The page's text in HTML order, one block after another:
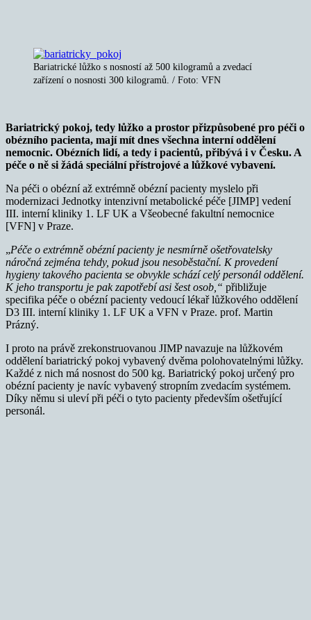
Bariatrické lůžko s nosností až 500 kilogramů a zvedací
zařízení o nosnosti 300 kilogramů. / Foto: VFN
Bariatrický pokoj, tedy lůžko a prostor přizpůsobené pro péči o
obézního pacienta, mají mít dnes všechna interní oddělení
nemocnic. Obézních lidí, a tedy i pacientů, přibývá i v Česku. A
péče o ně si žádá speciální přístrojové a lůžkové vybavení.
Na péči o obézní až extrémně obézní pacienty myslelo při
modernizaci Jednotky intenzivní metabolické péče [JIMP] vedení
III. interní kliniky 1. LF UK a Všeobecné fakultní nemocnice
[VFN] v Praze.
„Péče o extrémně obézní pacienty je nesmírně ošetřovatelsky
náročná zejména tehdy, pokud jsou nesoběstační. K provedení
hygieny takového pacienta se obvykle schází celý personál oddělení.
K jeho transportu je pak zapotřebí asi šest osob,“ přibližuje
specifika péče o obézní pacienty vedoucí lékař lůžkového oddělení
D3 III. interní kliniky 1. LF UK a VFN v Praze. prof. Martin
Prázný.
I proto na právě zrekonstruovanou JIMP navazuje na lůžkovém
oddělení bariatrický pokoj vybavený dvěma polohovatelnými lůžky.
Každé z nich má nosnost do 500 kg. Bariatrický pokoj určený pro
obézní pacienty je navíc vybavený stropním zvedacím systémem.
Díky němu si uleví při péči o tyto pacienty především ošetřující
personál.